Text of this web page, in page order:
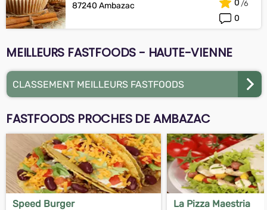
87240 Ambazac
0
0
MEILLEURS FASTFOODS - HAUTE-VIENNE
CLASSEMENT MEILLEURS FASTFOODS
FASTFOODS PROCHES DE AMBAZAC
Speed Burger La Pizza Maestria